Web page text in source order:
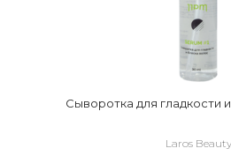
Сыворотка для гладкости
Laros Beauty